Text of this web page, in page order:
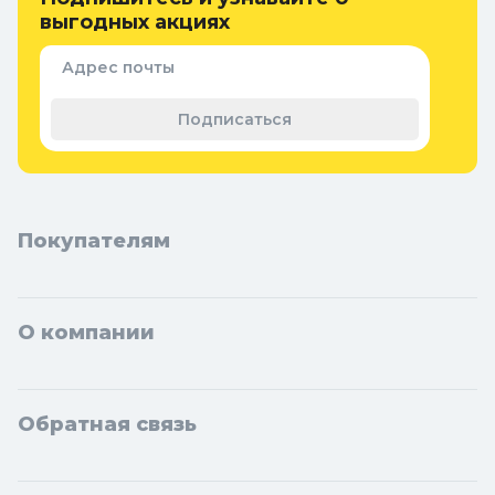
ценам для жителей Москвы и городов Московской области:
Балашиха, Подольск, Химки, Мытищи, Королёв, Люберцы,
Красногорск, Одинцово, Домодедово, Электросталь, Коломна,
Щёлково, Серпухов, Долгопрудный, Раменское, Реутов,
Видное, Воскресенск, Чехов, Клин, Ивантеевка, Лобня, Дубна,
Егорьевск, Наро-Фоминск, Дмитров, Лыткарино, Павловский
Посад, Ступино, Котельники, Фрязино, Дзержинский,
выгодных акциях
Адрес почты
Подписаться
Покупателям
О компании
Обратная связь